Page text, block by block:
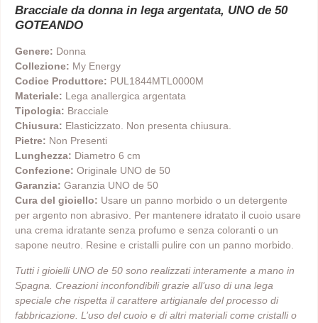
Bracciale da donna in lega argentata, UNO de 50
GOTEANDO
Genere: Donna
Collezione: My Energy
Codice Produttore: PUL1844MTL0000M
Materiale: Lega anallergica argentata
Tipologia: Bracciale
Chiusura: Elasticizzato. Non presenta chiusura.
Pietre: Non Presenti
Lunghezza: Diametro 6 cm
Confezione: Originale UNO de 50
Garanzia: Garanzia UNO de 50
Cura del gioiello: Usare un panno morbido o un detergente
per argento non abrasivo. Per mantenere idratato il cuoio usare
una crema idratante senza profumo e senza coloranti o un
sapone neutro. Resine e cristalli pulire con un panno morbido.
Tutti i gioielli UNO de 50 sono realizzati interamente a mano in
Spagna. Creazioni inconfondibili grazie all’uso di una lega
speciale che rispetta il carattere artigianale del processo di
fabbricazione. L’uso del cuoio e di altri materiali come cristalli o